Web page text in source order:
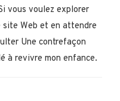
vous voulez explorer
site Web et en attendre
Une contrefaçon
à revivre mon enfance.